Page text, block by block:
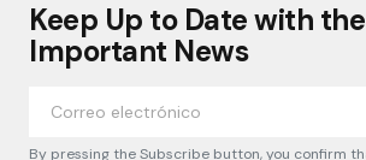
Keep Up to Date with
Important News
By pressing the Subscribe button, you confirm